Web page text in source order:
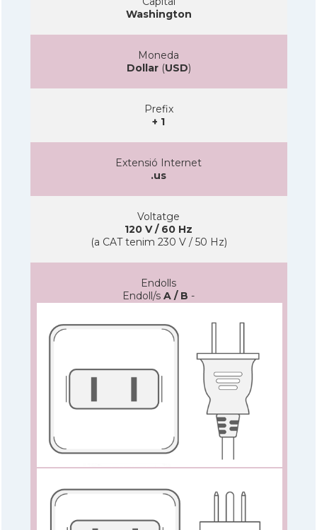
Washington
Moneda
Dollar(USD)
Prefix
+ 1
Extensió Internet
.us
Voltatge
120 V / 60 Hz
(a CAT tenim 230 V / 50 Hz)
Endolls
Endoll/s A / B -